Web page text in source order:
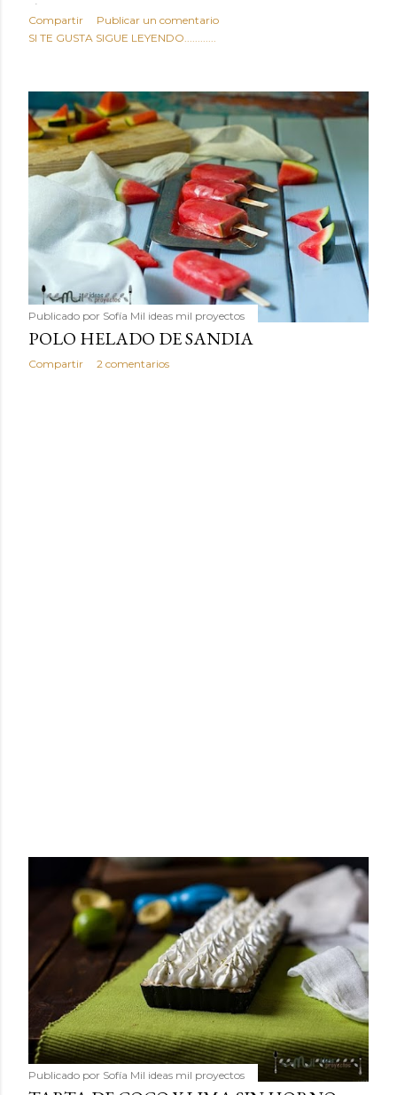
típicas patatas de bolsa, frutos secos fritos o snacks
ultraprocesados llenos de grasas saturadas y sodio?
sabroso, con ese toque tostado y crujiente que tanto nos
satisface. Estas alubias crujientes al horno van a cambiar
por completo tu forma de ver las legumbres. Olvídate de
asociar las alubias únicamente a los guisos tradicionales y
copiosos de invierno. Con esta receta simple pero
revolucionaria, transformaremos un ingrediente tan
humilde como la alubia de La Bañeza en un snack ligero,
dorado, cargado de proteína y 100% natural. Es el
sustituto perfecto a los frutos se...
Compartir
Publicar un comentario
SI TE GUSTA SIGUE LEYENDO............
Publicado por Sofía Mil ideas mil proyectos
POLO HELADO DE SANDIA
Compartir 2 comentarios
Publicado por Sofía Mil ideas mil proyectos